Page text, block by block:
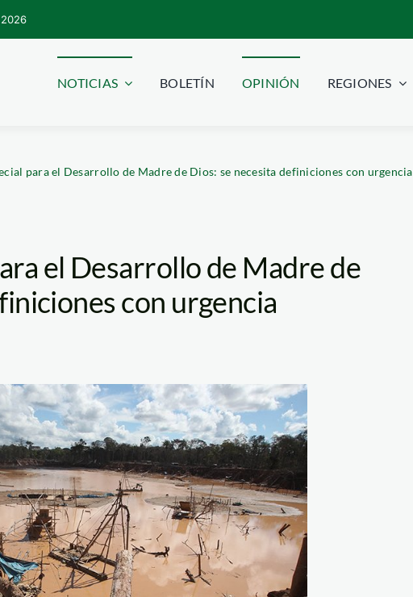
NOTICIAS BOLETÍN OPINIÓN REGIONES
para el Desarrollo de Madre de Dios: se necesita definiciones con urgencia
el Desarrollo de Madre de
con urgencia